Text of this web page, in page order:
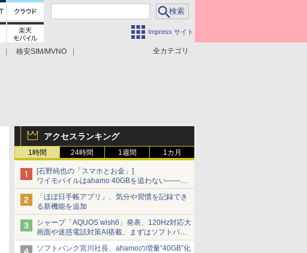
Impress サイト
全カテゴリ
格安SIM/MVNO
アクセスランキング
1時間 24時間 1週間 1カ月
[石野純也の「スマホとお金」]
ワイモバイルはahamo 40GBを追わない――単
身向け「超おトク割」の安さと1年限定の注意
「ほぼ日手帳アプリ」、気分や習慣を記録でき
る新機能を追加
シャープ「AQUOS wish6」発表、120Hz対応大
画面や迷惑電話対策AI搭載、まずはソフトバン
クの法人向け
ソフトバンク宮川社長、ahamoの増量“40GB”化